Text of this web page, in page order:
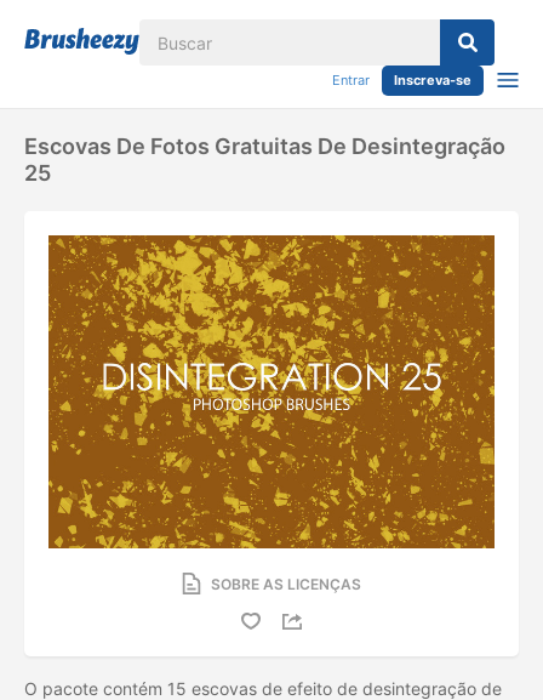
Entrar Inscreva-se
Escovas De Fotos Gratuitas De Desintegração
25
SOBRE AS LICENÇAS
O pacote contém 15 escovas de efeito de desintegração de